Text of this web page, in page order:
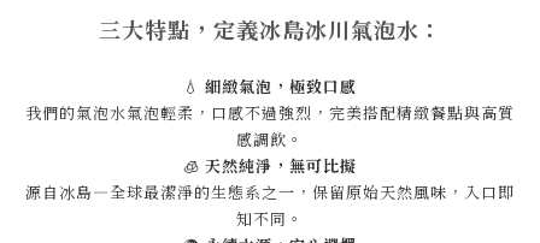
三大特點，定義冰島冰川氣泡水：
💧 細緻氣泡，極致口感
我們的氣泡水氣泡輕柔，口感不過強烈，完美搭配精緻餐點與高質
感調飲。
🧊 天然純淨，無可比擬
源自冰島—全球最潔淨的生態系之一，保留原始天然風味，入口即
知不同。